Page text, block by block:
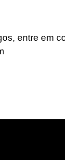
entre em